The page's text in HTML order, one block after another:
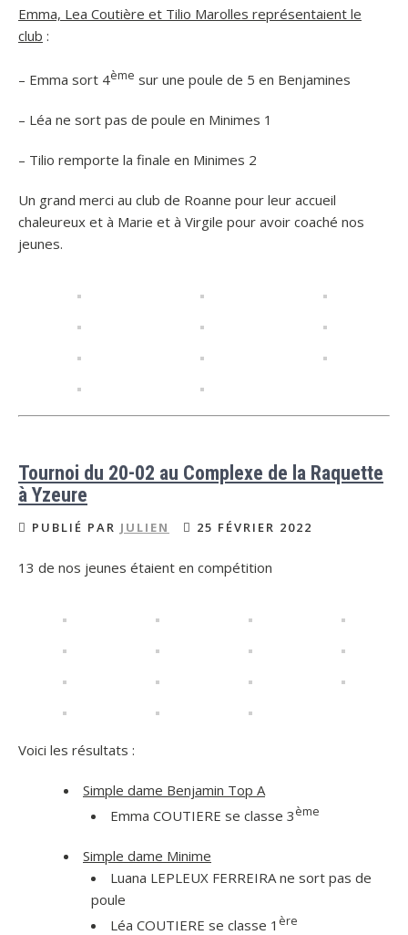
Emma, Lea Coutière et Tilio Marolles représentaient le
club :
– Emma sort 4ème sur une poule de 5 en Benjamines
– Léa ne sort pas de poule en Minimes 1
– Tilio remporte la finale en Minimes 2
Un grand merci au club de Roanne pour leur accueil
chaleureux et à Marie et à Virgile pour avoir coaché nos
jeunes.
Tournoi du 20-02 au Complexe de la Raquette
à Yzeure
PUBLIÉ PAR JULIEN 25 FÉVRIER 2022
13 de nos jeunes étaient en compétition
Voici les résultats :
Simple dame Benjamin Top A
Emma COUTIERE se classe 3ème
Simple dame Minime
Luana LEPLEUX FERREIRA ne sort pas de
poule
Léa COUTIERE se classe 1 ère